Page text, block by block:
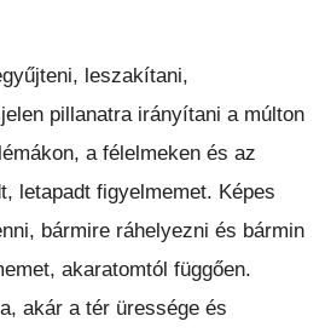
leszakítani,
pillanatra irányítani a múlton
a félelmeken és az
letapadt figyelmemet. Képes
bármire ráhelyezni és bármin
akaratomtól függően.
akár a tér üressége és